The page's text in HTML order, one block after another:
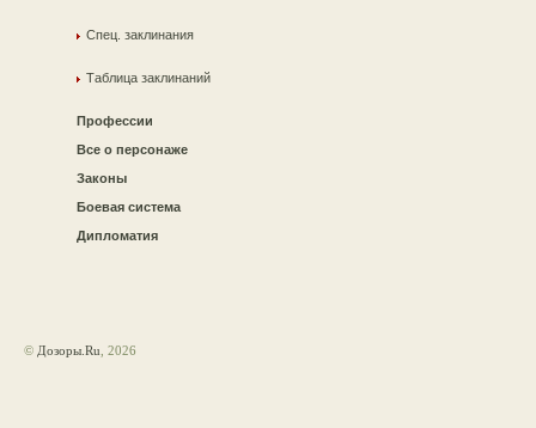
Спец. заклинания
Таблица заклинаний
Профессии
Все о персонаже
Законы
Боевая система
Дипломатия
© Дозоры.Ru , 2026